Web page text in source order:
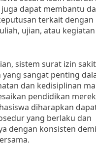
dapat membantu
terkait dengan
ujian, atau
sistem surat izin
sangat penting
dan kedisiplinan
pendidikan
diharapkan
yang berlaku dan
dengan konsisten demi